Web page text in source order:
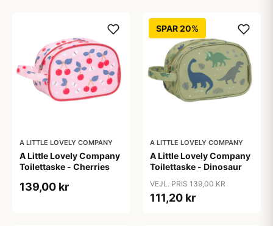
A LITTLE LOVELY COMPANY
A Little Lovely Company
Toilettaske - Cherries
139,00 kr
SPAR 20%
A LITTLE LOVELY COMPANY
A Little Lovely Company
Toilettaske - Dinosaur
VEJL. PRIS 139,00 KR
111,20 kr